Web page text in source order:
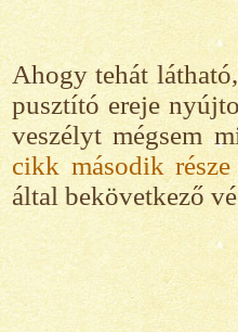
Ahogy tehát
pusztító ereje
veszélyt mégsem
cikk második része
által bekövetkező